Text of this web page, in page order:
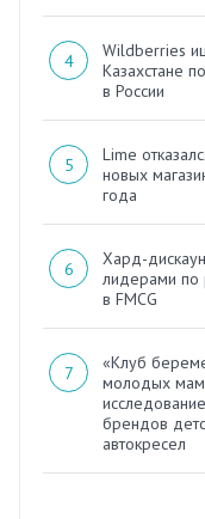
Wildberries
Казахстане
в России
Lime
новых
года
Хард-
лидерами по
в FMCG
«Клуб
молодых
брендов
автокресел